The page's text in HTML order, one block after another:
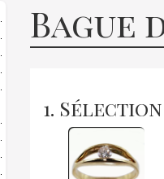
Bague
1.